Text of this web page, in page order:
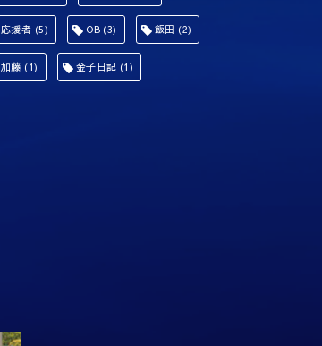
応援者 (5) OB(3) 飯田 (2)
加藤 (1) 金子日記 (1)